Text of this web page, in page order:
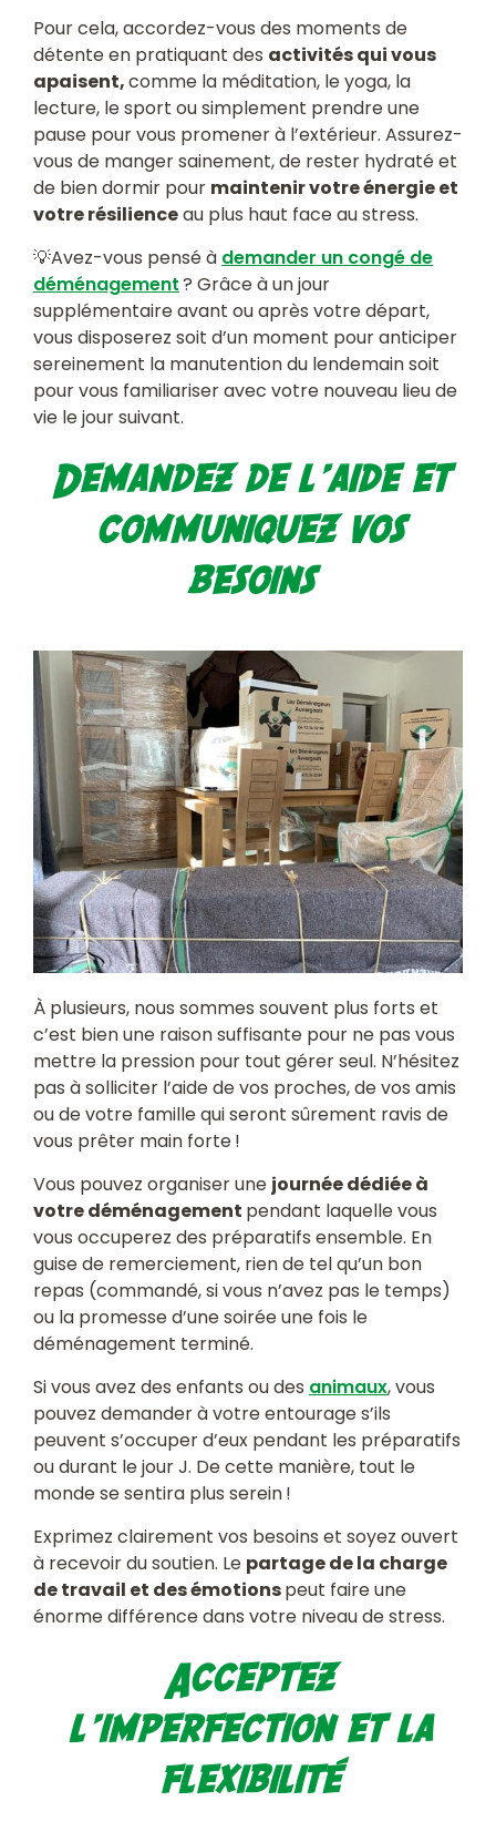
Pour cela, accordez-vous des moments de
détente en pratiquant des activités qui vous
apaisent,comme la méditation, le yoga, la
lecture, le sport ou simplement prendre une
pause pour vous promener à l’extérieur. Assurez-
vous de manger sainement, de rester hydraté et
de bien dormir pour maintenir votre énergie et
votre résilienceau plus haut face au stress.
💡Avez-vous pensé à demander un congé de
déménagement? Grâce à un jour
supplémentaire avant ou après votre départ,
vous disposerez soit d’un moment pour anticiper
sereinement la manutention du lendemain soit
pour vous familiariser avec votre nouveau lieu de
vie le jour suivant.
Demandez de l’aide et
communiquez vos
besoins
À plusieurs, nous sommes souvent plus forts et
c’est bien une raison suffisante pour ne pas vous
mettre la pression pour tout gérer seul. N’hésitez
pas à solliciter l’aide de vos proches, de vos amis
ou de votre famille qui seront sûrement ravis de
vous prêter main forte !
Vous pouvez organiser une journée dédiée à
votre déménagement pendant laquelle vous
vous occuperez des préparatifs ensemble. En
guise de remerciement, rien de tel qu’un bon
repas (commandé, si vous n’avez pas le temps)
ou la promesse d’une soirée une fois le
déménagement terminé.
Si vous avez des enfants ou des animaux, vous
pouvez demander à votre entourage s’ils
peuvent s’occuper d’eux pendant les préparatifs
ou durant le jour J. De cette manière, tout le
monde se sentira plus serein !
Exprimez clairement vos besoins et soyez ouvert
à recevoir du soutien. Le partage de la charge
de travail et des émotionspeut faire une
énorme différence dans votre niveau de stress.
Acceptez
l’imperfection et la
flexibilité